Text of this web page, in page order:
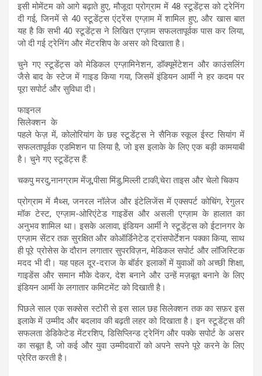
इसी मोमेंटम को आगे बढ़ाते हुए, मौजूदा प्रोग्राम में 48 स्टूडेंट्स को ट्रेनिंग
दी गई, जिनमें से 40 स्टूडेंट्स एंट्रेंस एग्ज़ाम में शामिल हुए, और खास बात
यह है कि सभी 40 स्टूडेंट्स ने लिखित एग्ज़ाम सफलतापूर्वक पास कर लिया,
जो दी गई ट्रेनिंग और मेंटरशिप के असर को दिखाता है।
चुने गए स्टूडेंट्स को मेडिकल एग्ज़ामिनेशन, डॉक्यूमेंटेशन और काउंसलिंग
जैसे बाद के स्टेज में गाइड किया गया, जिसमें इंडियन आर्मी ने हर कदम पर
पूरा सपोर्ट और सुविधा दी।
फाइनल
सिलेक्शन के
पहले फेज़ में, कोलोरियांग के छह स्टूडेंट्स ने सैनिक स्कूल ईस्ट सियांग में
सफलतापूर्वक एडमिशन पा लिया है, जो इस इलाके के लिए एक बड़ी कामयाबी
है। चुने गए स्टूडेंट्स हैं:
चकपु मरदु,नानग्राम मेंजू,पीसा मिंडु,मिल्ली टाकी,चेरा ताइस और चेलो चिकप
प्रोग्राम में मैथ्स, जनरल नॉलेज और इंटेलिजेंस में एक्सपर्ट कोचिंग, रेगुलर
मॉक टेस्ट, एग्ज़ाम-ओरिएंटेड गाइडेंस और असली एग्ज़ाम के हालात का
अनुभव शामिल था। इसके अलावा, इंडियन आर्मी ने स्टूडेंट्स को ईटानगर के
एग्ज़ाम सेंटर तक सुरक्षित और कोऑर्डिनेटेड ट्रांसपोर्टेशन पक्का किया, साथ
ही पूरे प्रोसेस के दौरान लगातार सुपरविज़न, मेडिकल सपोर्ट और लॉजिस्टिक
मदद भी दी। यह पहल दूर-दराज के बॉर्डर इलाकों में युवाओं को अच्छी शिक्षा,
गाइडेंस और समान मौके देकर, देश बनाने और उन्हें मज़बूत बनाने के लिए
इंडियन आर्मी के लगातार कमिटमेंट को दिखाती है।
पिछले साल एक सक्सेस स्टोरी से इस साल छह सिलेक्शन तक का सफ़र इस
इलाके में उम्मीद और बदलाव की बढ़ती लहर को दिखाता है। इन स्टूडेंट्स की
सफलता डेडिकेटेड मेंटरशिप, डिसिप्लिन्ड ट्रेनिंग और पक्के सपोर्ट के असर
का सबूत है, जो कई और युवा उम्मीदवारों को अपने सपने पूरे करने के लिए
प्रेरित करती है।